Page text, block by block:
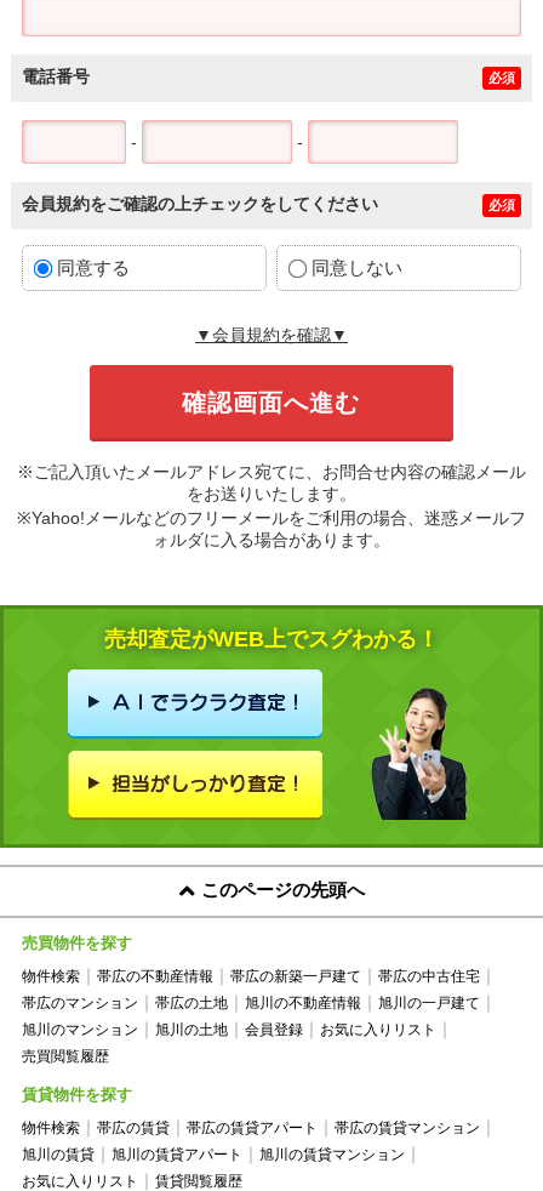
電話番号 必須
- -
会員規約をご確認の上チェックをしてください 必須
同意する 同意しない
▼会員規約を確認▼
※ご記入頂いたメールアドレス宛てに、お問合せ内容の確認メール
をお送りいたします。
※Yahoo!メールなどのフリーメールをご利用の場合、迷惑メールフ
ォルダに入る場合があります。
売却査定がWEB上でスグわかる！
このページの先頭へ
売買物件を探す
物件検索 帯広の不動産情報 帯広の新築一戸建て
帯広の中古住宅
帯広のマンション
帯広の土地 旭川の不動産情報
旭川の一戸建て
旭川のマンション
旭川の土地 会員登録
お気に入りリスト
売買閲覧履歴
賃貸物件を探す
物件検索 帯広の賃貸 帯広の賃貸アパート
帯広の賃貸マンション
旭川の賃貸
旭川の賃貸アパート
旭川の賃貸マンション
お気に入りリスト
賃貸閲覧履歴